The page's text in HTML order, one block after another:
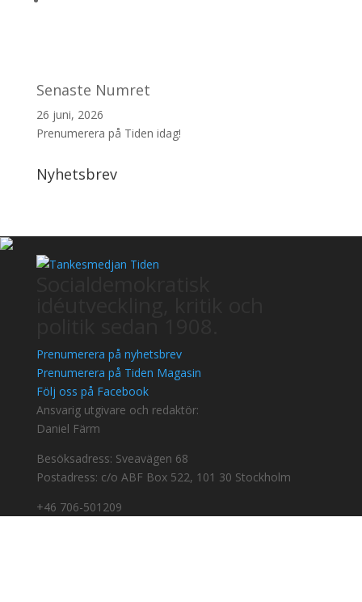
Senaste Numret
26 juni, 2026
Prenumerera på Tiden idag!
Nyhetsbrev
Prenumerera på nyhetsbrev
Prenumerera på Tiden Magasin
Följ oss på Facebook
Ansvarig utgivare och redaktör:
Daniel Färm
Besöksadress: Sveavägen 68
Postadress: c/o ABF Box 522, 101 30 Stockholm
+46 706-501209